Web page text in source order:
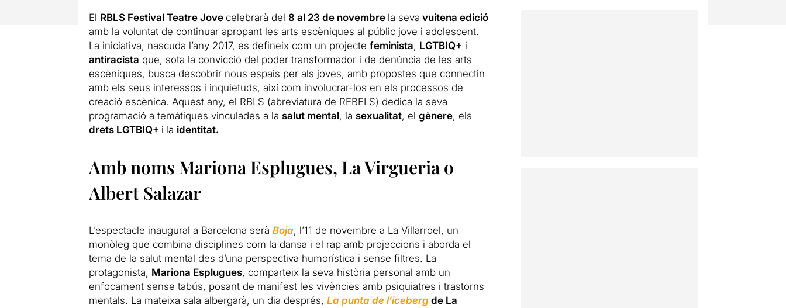
El RBLS Festival Teatre Jove celebrarà del 8 al 23 de novembre la seva vuitena edició
amb la voluntat de continuar apropant les arts escèniques al públic jove i adolescent.
La iniciativa, nascuda l’any 2017, es defineix com un projecte feminista, LGTBIQ+ i
antiracista que, sota la convicció del poder transformador i de denúncia de les arts
escèniques, busca descobrir nous espais per als joves, amb propostes que connectin
amb els seus interessos i inquietuds, així com involucrar-los en els processos de
creació escènica. Aquest any, el RBLS (abreviatura de REBELS) dedica la seva
programació a temàtiques vinculades a la salut mental, la sexualitat, el gènere, els
drets LGTBIQ+ i la identitat.
Amb noms Mariona Esplugues, La Virgueria o
Albert Salazar
L’espectacle inaugural a Barcelona serà Boja, l’11 de novembre a La Villarroel, un
monòleg que combina disciplines com la dansa i el rap amb projeccions i aborda el
tema de la salut mental des d’una perspectiva humorística i sense filtres. La
protagonista, Mariona Esplugues, comparteix la seva història personal amb un
enfocament sense tabús, posant de manifest les vivències amb psiquiatres i trastorns
mentals. La mateixa sala albergarà, un dia després, La punta de l’iceberg de La